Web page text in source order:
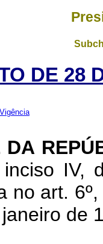
DE 28
Vigência
DA
IV,
no art.
de